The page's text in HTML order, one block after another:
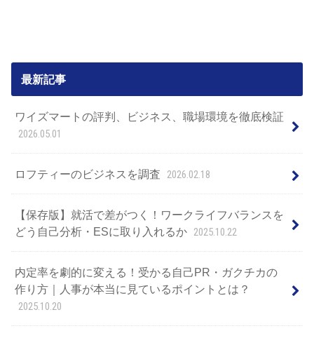
最新記事
ワイズマートの評判、ビジネス、職場環境を徹底検証
2026.05.01
ロフティーのビジネスを調査 2026.02.18
【保存版】就活で差がつく！ワークライフバランスを
どう自己分析・ESに取り入れるか 2025.10.22
内定率を劇的に変える！受かる自己PR・ガクチカの
作り方｜人事が本当に見ているポイントとは？
2025.10.20